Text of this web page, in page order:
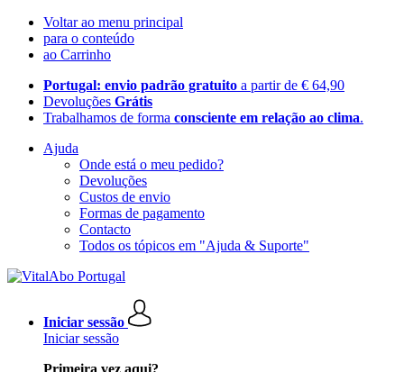
Voltar ao menu principal
para o conteúdo
ao Carrinho
Portugal: envio padrão gratuito a partir de € 64,90
Devoluções Grátis
Trabalhamos de forma consciente em relação ao clima.
Ajuda
Onde está o meu pedido?
Devoluções
Custos de envio
Formas de pagamento
Contacto
Todos os tópicos em "Ajuda & Suporte"
Iniciar sessão
Iniciar sessão
Primeira vez aqui?